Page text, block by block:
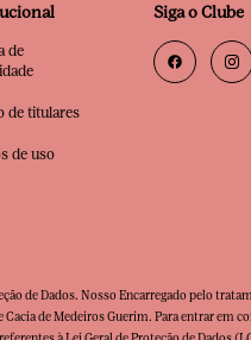
de
de titulares
de uso
Siga o Clube
de Dados. Nosso Encarregado pelo
Cacia de Medeiros Guerim. Para entrar em